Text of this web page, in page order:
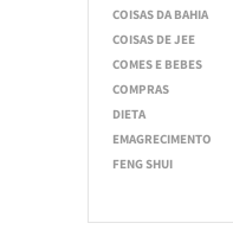
COISAS DA BAHIA
COISAS DE JEE
COMES E BEBES
COMPRAS
DIETA
EMAGRECIMENTO
FENG SHUI